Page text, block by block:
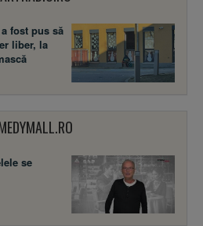
fost pus să
liber, la
se